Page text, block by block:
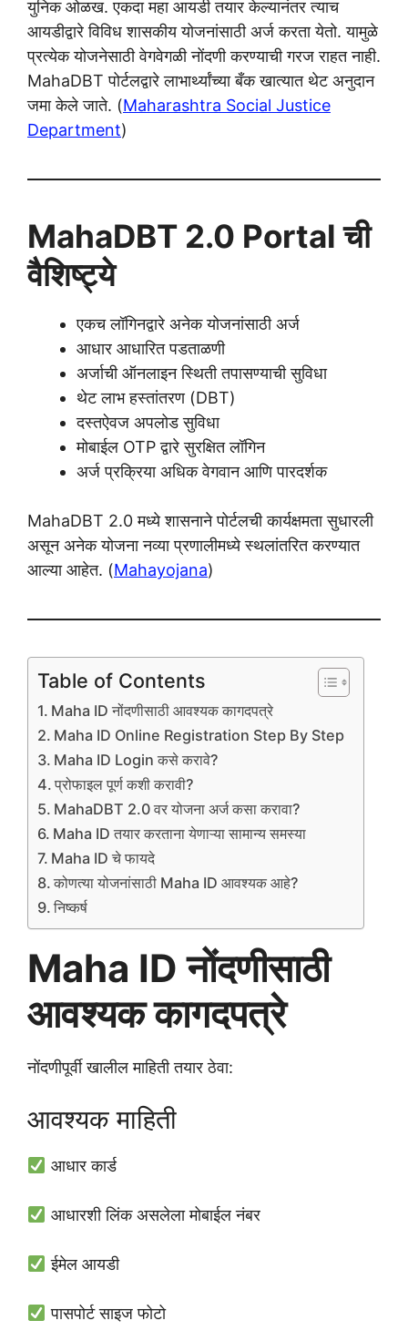
युनिक ओळख. एकदा महा आयडी तयार केल्यानंतर त्याच
आयडीद्वारे विविध शासकीय योजनांसाठी अर्ज करता येतो. यामुळे
प्रत्येक योजनेसाठी वेगवेगळी नोंदणी करण्याची गरज राहत नाही.
MahaDBT पोर्टलद्वारे लाभार्थ्यांच्या बँक खात्यात थेट अनुदान
जमा केले जाते. (Maharashtra Social Justice
Department)
MahaDBT 2.0 Portal ची
वैशिष्ट्ये
एकच लॉगिनद्वारे अनेक योजनांसाठी अर्ज
आधार आधारित पडताळणी
अर्जाची ऑनलाइन स्थिती तपासण्याची सुविधा
थेट लाभ हस्तांतरण (DBT)
दस्तऐवज अपलोड सुविधा
मोबाईल OTP द्वारे सुरक्षित लॉगिन
अर्ज प्रक्रिया अधिक वेगवान आणि पारदर्शक
MahaDBT 2.0 मध्ये शासनाने पोर्टलची कार्यक्षमता सुधारली
असून अनेक योजना नव्या प्रणालीमध्ये स्थलांतरित करण्यात
आल्या आहेत. (Mahayojana)
Table of Contents
Maha ID नोंदणीसाठी आवश्यक कागदपत्रे
Maha ID Online Registration Step By Step
Maha ID Login कसे करावे?
प्रोफाइल पूर्ण कशी करावी?
MahaDBT 2.0 वर योजना अर्ज कसा करावा?
Maha ID तयार करताना येणाऱ्या सामान्य समस्या
Maha ID चे फायदे
कोणत्या योजनांसाठी Maha ID आवश्यक आहे?
निष्कर्ष
Maha ID नोंदणीसाठी
आवश्यक कागदपत्रे
नोंदणीपूर्वी खालील माहिती तयार ठेवा:
आवश्यक माहिती
आधार कार्ड
आधारशी लिंक असलेला मोबाईल नंबर
ईमेल आयडी
पासपोर्ट साइज फोटो